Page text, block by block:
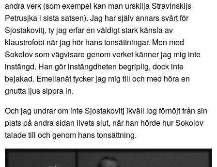
andra verk (som exempel kan man urskilja Stravinskijs
Petrusjka i sista satsen). Jag har själv annars svårt för
Sjostakovitj, ty jag erfar en väldigt stark känsla av
klaustrofobi när jag hör hans tonsättningar. Men med
Sokolov som vägvisare genom verket känner jag mig inte
instängd. Han gör instängdheten begriplig, dock inte
bejakad. Emellanåt tycker jag mig till och med höra en
gnutta ljus sippra in.
Och jag undrar om inte Sjostakovitj ikväll log förnöjt från sin
plats på andra sidan livets slut, när han hörde hur Sokolov
talade till och genom hans tonsättning.